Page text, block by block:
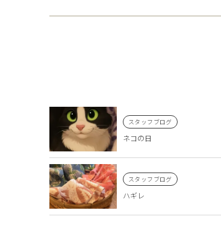
スタッフブログ
ネコの日
スタッフブログ
ハギレ